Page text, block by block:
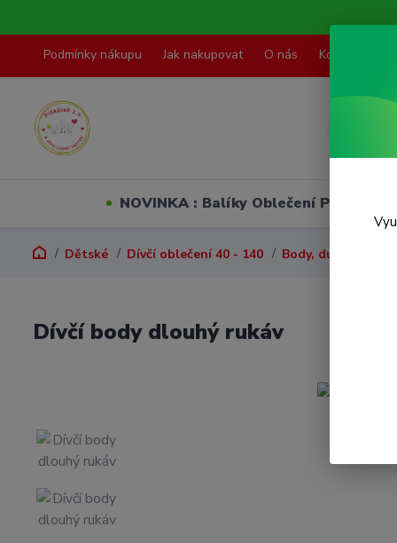
Podmínky nákupu Jak nakupovat O nás Kontakty
NOVINKA : Balíky Oblečení PO
Dětské Dívčí oblečení 40 - 140 Body, dupačky,
Dívčí body dlouhý rukáv